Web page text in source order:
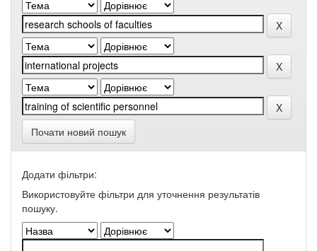
Почати новий пошук
Додати фільтри:
Використовуйте фільтри для уточнення результатів
пошуку.